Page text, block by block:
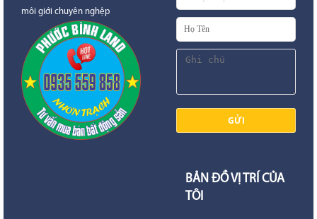
môi giới chuyên nghệp
BẢN ĐỒ VỊ TRÍ CỦA
TÔI